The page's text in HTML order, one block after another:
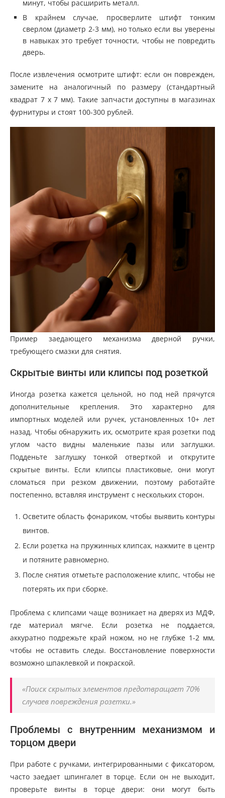
минут, чтобы расширить металл.
В крайнем случае, просверлите штифт тонким
сверлом (диаметр 2-3 мм), но только если вы уверены
в навыках это требует точности, чтобы не повредить
дверь.
После извлечения осмотрите штифт: если он поврежден,
замените на аналогичный по размеру (стандартный
квадрат 7 x 7 мм). Такие запчасти доступны в магазинах
фурнитуры и стоят 100-300 рублей.
Пример заедающего механизма дверной ручки,
требующего смазки для снятия.
Скрытые винты или клипсы под розеткой
Иногда розетка кажется цельной, но под ней прячутся
дополнительные крепления. Это характерно для
импортных моделей или ручек, установленных 10+ лет
назад. Чтобы обнаружить их, осмотрите края розетки под
углом часто видны маленькие пазы или заглушки.
Подденьте заглушку тонкой отверткой и открутите
скрытые винты. Если клипсы пластиковые, они могут
сломаться при резком движении, поэтому работайте
постепенно, вставляя инструмент с нескольких сторон.
Осветите область фонариком, чтобы выявить контуры
винтов.
Если розетка на пружинных клипсах, нажмите в центр
и потяните равномерно.
После снятия отметьте расположение клипс, чтобы не
потерять их при сборке.
Проблема с клипсами чаще возникает на дверях из МДФ,
где материал мягче. Если розетка не поддается,
аккуратно подрежьте край ножом, но не глубже 1-2 мм,
чтобы не оставить следы. Восстановление поверхности
возможно шпаклевкой и покраской.
«Поиск скрытых элементов предотвращает 70%
случаев повреждения розетки.»
Проблемы с внутренним механизмом и
торцом двери
При работе с ручками, интегрированными с фиксатором,
часто заедает шпингалет в торце. Если он не выходит,
проверьте винты в торце двери: они могут быть